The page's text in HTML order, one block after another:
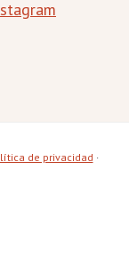
de privacidad ·